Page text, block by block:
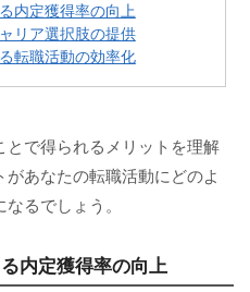
内定獲得率の向上
リア選択肢の提供
転職活動の効率化
で得られるメリットを理解
あなたの転職活動にどのよ
るでしょう。
内定獲得率の向上